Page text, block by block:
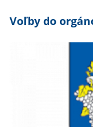
Voľby do